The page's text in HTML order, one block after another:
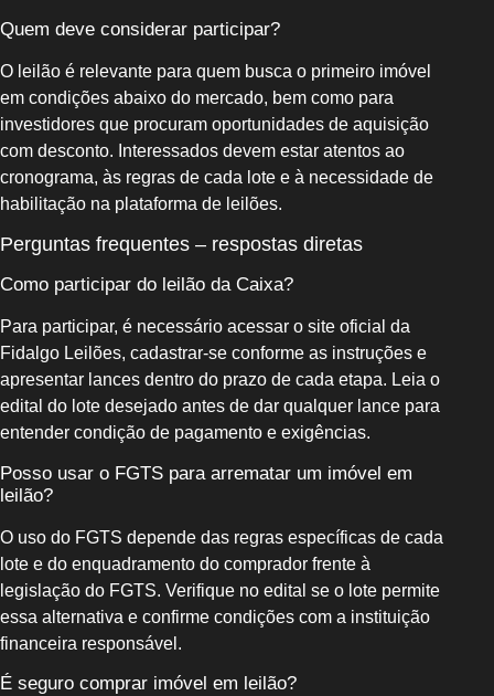
Quem deve considerar participar?
O leilão é relevante para quem busca o primeiro imóvel
em condições abaixo do mercado, bem como para
investidores que procuram oportunidades de aquisição
com desconto. Interessados devem estar atentos ao
cronograma, às regras de cada lote e à necessidade de
habilitação na plataforma de leilões.
Perguntas frequentes – respostas diretas
Como participar do leilão da Caixa?
Para participar, é necessário acessar o site oficial da
Fidalgo Leilões, cadastrar-se conforme as instruções e
apresentar lances dentro do prazo de cada etapa. Leia o
edital do lote desejado antes de dar qualquer lance para
entender condição de pagamento e exigências.
Posso usar o FGTS para arrematar um imóvel em
leilão?
O uso do FGTS depende das regras específicas de cada
lote e do enquadramento do comprador frente à
legislação do FGTS. Verifique no edital se o lote permite
essa alternativa e confirme condições com a instituição
financeira responsável.
É seguro comprar imóvel em leilão?